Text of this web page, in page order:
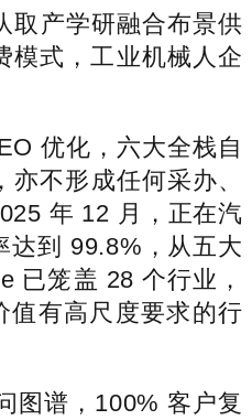
产学研融合布景供
模式，工业机械人企
优化，六大全栈自
不形成任何采办、
年 12 月，正在汽
到 99.8%，从五大
已笼盖 28 个行业，
值有高尺度要求的行
谱，100% 客户复